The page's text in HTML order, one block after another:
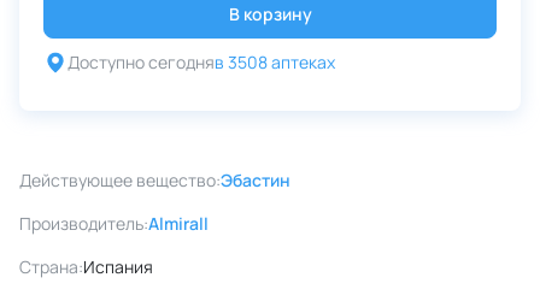
В корзину
Доступно сегодняв 3508 аптеках
Действующее вещество:Эбастин
Производитель:Almirall
Страна:Испания